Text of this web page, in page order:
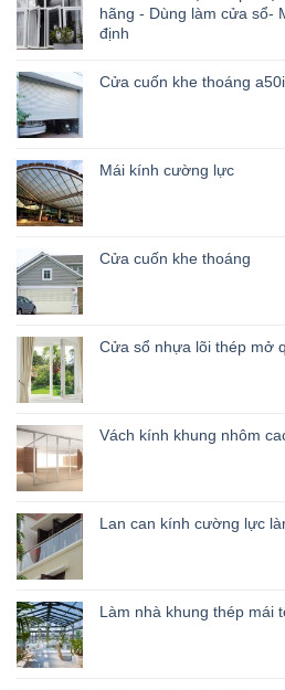
hãng - Dùng làm cửa sổ-
định
Cửa cuốn khe thoáng a50i
Mái kính cường lực
Cửa cuốn khe thoáng
Cửa sổ nhựa lõi thép mở
Vách kính khung nhôm
Lan can kính cường lực
Làm nhà khung thép mái